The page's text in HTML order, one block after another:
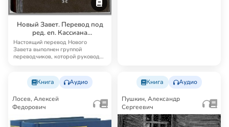
Новый Завет. Перевод под
ред. еп. Кассиана
(Безобразова)
Настоящий перевод Нового
Завета выполнен группой
переводчиков, которой руководил
Книга Аудио
Лосев, Алексей
Федорович
Книга Аудио
Пушкин, Александр
Сергеевич